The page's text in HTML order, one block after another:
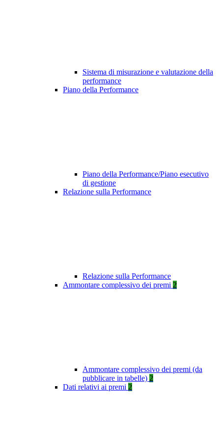
Sistema di misurazione e valutazione della
performance
Piano della Performance
Piano della Performance/Piano esecutivo
di gestione
Relazione sulla Performance
Relazione sulla Performance
Ammontare complessivo dei premi 2
Ammontare complessivo dei premi (da
pubblicare in tabelle) 2
Dati relativi ai premi 2